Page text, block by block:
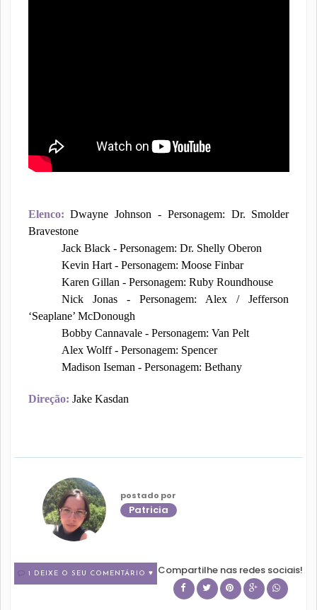
Elenco: Dwayne Johnson - Personagem: Dr. Smolder
Bravestone
Jack Black - Personagem: Dr. Shelly Oberon
Kevin Hart - Personagem: Moose Finbar
Karen Gillan - Personagem: Ruby Roundhouse
Nick Jonas - Personagem: Alex / Jefferson
‘Seaplane’ McDonough
Bobby Cannavale - Personagem: Van Pelt
Alex Wolff - Personagem: Spencer
Madison Iseman - Personagem: Bethany
Direção: Jake Kasdan
postado por
Patricia
1 DEIXE O SEU COMENTÁRIO ♥ Compartilhe nas redes sociais!